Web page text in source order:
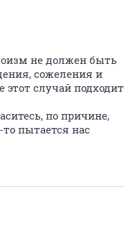
не должен быть
сожеления и
этот случай подходит
по причине,
то пытается нас